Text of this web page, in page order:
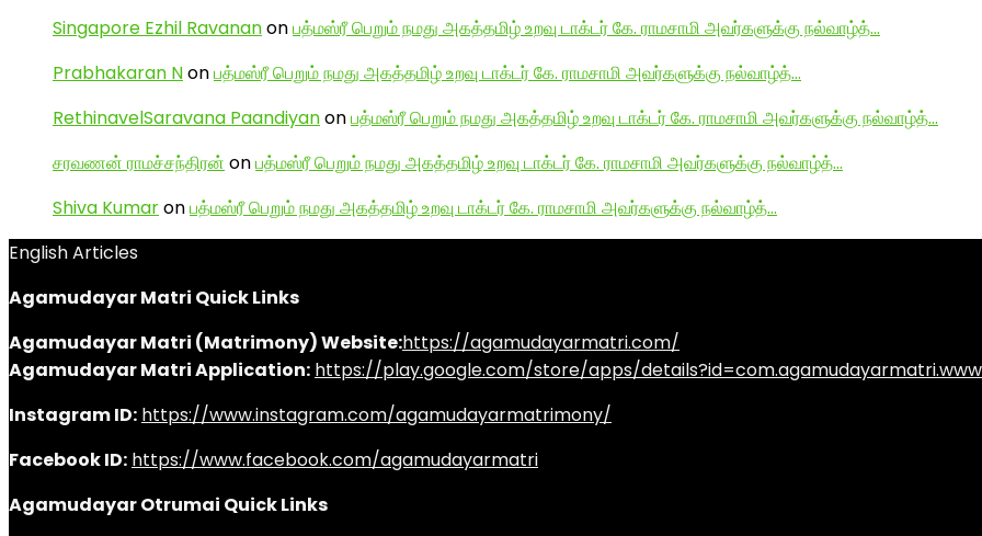
Singapore Ezhil Ravananonபத்மஸ்ரீ பெறும் நமது அகத்தமிழ் உறவு டாக்டர் கே. ராமசாமி அவர்களுக்கு நல்வாழ்த்…
Prabhakaran Nonபத்மஸ்ரீ பெறும் நமது அகத்தமிழ் உறவு டாக்டர் கே. ராமசாமி அவர்களுக்கு நல்வாழ்த்…
RethinavelSaravana Paandiyanonபத்மஸ்ரீ பெறும் நமது அகத்தமிழ் உறவு டாக்டர் கே. ராமசாமி அவர்களுக்கு நல்வாழ்த்…
சரவணன் ராமச்சந்திரன் onபத்மஸ்ரீ பெறும் நமது அகத்தமிழ் உறவு டாக்டர் கே. ராமசாமி அவர்களுக்கு நல்வாழ்த்…
Shiva Kumaronபத்மஸ்ரீ பெறும் நமது அகத்தமிழ் உறவு டாக்டர் கே. ராமசாமி அவர்களுக்கு நல்வாழ்த்…
English Articles
Agamudayar Matri Quick Links
Agamudayar Matri (Matrimony) Website:https://agamudayarmatri.com/
Agamudayar Matri Application: https://play.google.com/store/apps/details?id=com.agamudayarmatri.www
Instagram ID: https://www.instagram.com/agamudayarmatrimony/
Facebook ID: https://www.facebook.com/agamudayarmatri
Agamudayar Otrumai Quick Links